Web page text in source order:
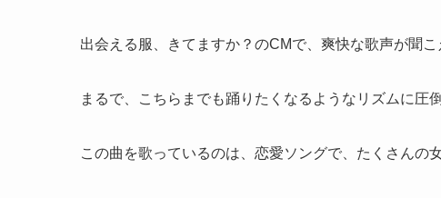
出会える服、きてますか？のCMで、爽快な歌声が聞こ
まるで、こちらまでも踊りたくなるようなリズムに圧
この曲を歌っているのは、恋愛ソングで、たくさんの